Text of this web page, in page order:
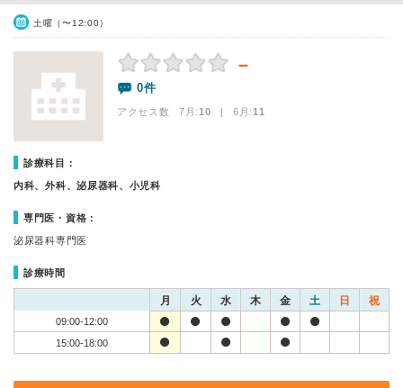
土曜（〜12:00）
－
0件
アクセス数 7月:10 | 6月:11
診療科目：
内科、外科、泌尿器科、小児科
専門医・資格：
泌尿器科専門医
診療時間
月 火 水 木 金 土 日 祝
09:00-12:00
15:00-18:00